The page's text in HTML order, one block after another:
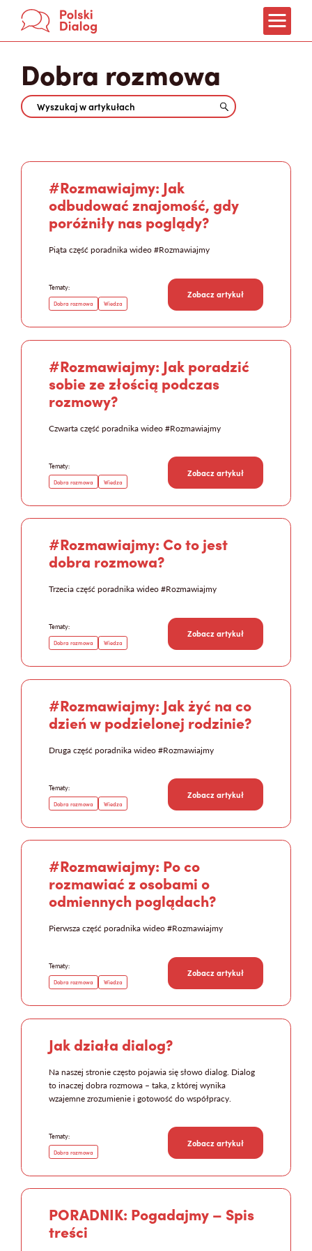
Weź udział!
Jak rozmawiać?
Co wynika z dialogów?
Partnerzy
O nas
Mapa strony
Dobra rozmowa
#Rozmawiajmy: Jak
odbudować znajomość, gdy
poróżniły nas poglądy?
Piąta część poradnika wideo #Rozmawiajmy
Tematy:
Dobra rozmowa Wiedza
Zobacz artykuł
#Rozmawiajmy: Jak poradzić
sobie ze złością podczas
rozmowy?
Czwarta część poradnika wideo #Rozmawiajmy
Tematy:
Dobra rozmowa Wiedza
Zobacz artykuł
#Rozmawiajmy: Co to jest
dobra rozmowa?
Trzecia część poradnika wideo #Rozmawiajmy
Tematy:
Dobra rozmowa Wiedza
Zobacz artykuł
#Rozmawiajmy: Jak żyć na co
dzień w podzielonej rodzinie?
Druga część poradnika wideo #Rozmawiajmy
Tematy:
Dobra rozmowa Wiedza
Zobacz artykuł
#Rozmawiajmy: Po co
rozmawiać z osobami o
odmiennych poglądach?
Pierwsza część poradnika wideo #Rozmawiajmy
Tematy:
Dobra rozmowa Wiedza
Zobacz artykuł
Jak działa dialog?
Na naszej stronie często pojawia się słowo dialog. Dialog
to inaczej dobra rozmowa – taka, z której wynika
wzajemne zrozumienie i gotowość do współpracy.
Tematy:
Dobra rozmowa
Zobacz artykuł
PORADNIK: Pogadajmy – Spis
treści